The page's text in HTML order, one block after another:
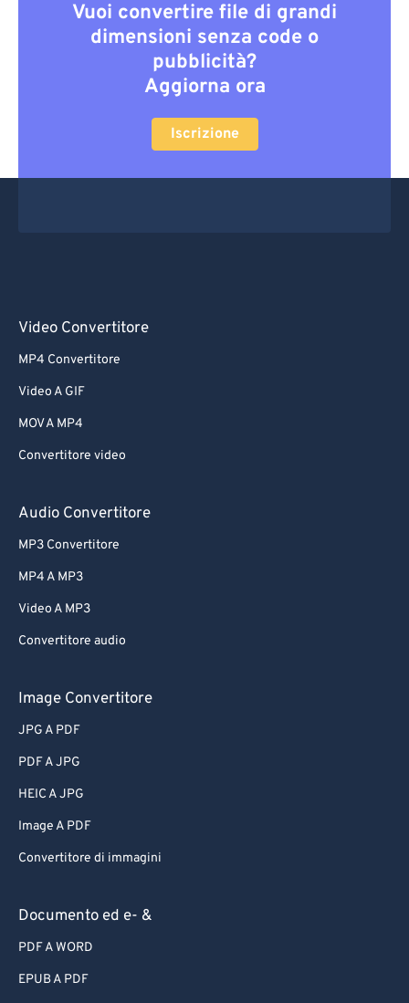
Vuoi convertire file di grandi
dimensioni senza code o
pubblicità?
Aggiorna ora
Iscrizione
Video Convertitore
MP4 Convertitore
Video A GIF
MOV A MP4
Convertitore video
Audio Convertitore
MP3 Convertitore
MP4 A MP3
Video A MP3
Convertitore audio
Image Convertitore
JPG A PDF
PDF A JPG
HEIC A JPG
Image A PDF
Convertitore di immagini
Documento ed e- &
PDF A WORD
EPUB A PDF